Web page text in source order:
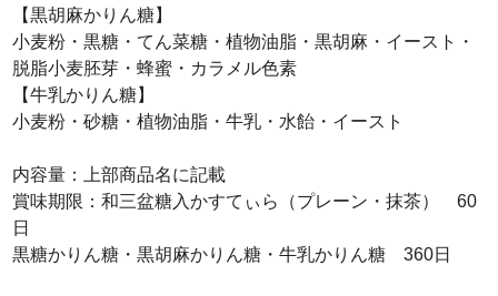
【黒胡麻かりん糖】
小麦粉・黒糖・てん菜糖・植物油脂・黒胡麻・イースト・
脱脂小麦胚芽・蜂蜜・カラメル色素
【牛乳かりん糖】
小麦粉・砂糖・植物油脂・牛乳・水飴・イースト
内容量：上部商品名に記載
賞味期限：和三盆糖入かすてぃら（プレーン・抹茶） 60
日
黒糖かりん糖・黒胡麻かりん糖・牛乳かりん糖 360日